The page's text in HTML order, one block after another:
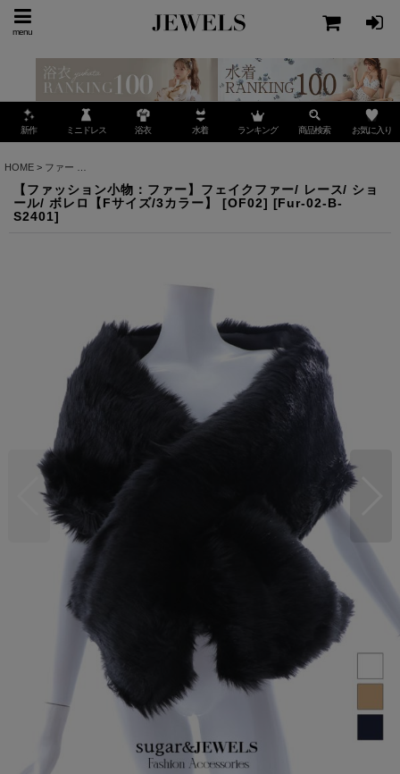
menu
新作 ミニドレス 浴衣 水着 ランキング 商品検索 お気に入り
HOME > ファー
【ファッション小物：ファー】フェイクファー/ レース/ ショ
ール/ ボレロ【Fサイズ/3カラー】 [OF02] [Fur-02-B-
S2401]